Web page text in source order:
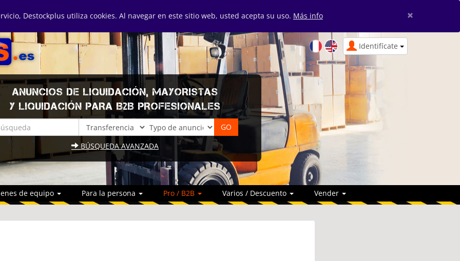
Destockplus utiliza cookies. Al navegar en este sitio web, usted acepta su uso. Más info ×
Identifícate
ANUNCIOS DE LIQUIDACIÓN, MAYORISTAS
Y LIQUIDACIÓN PARA B2B PROFESIONALES
BÚSQUEDA AVANZADA
de equipo Para la persona Pro / B2B Varios / Descuento Vender